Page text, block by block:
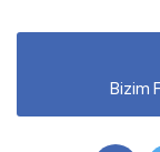
Bizim